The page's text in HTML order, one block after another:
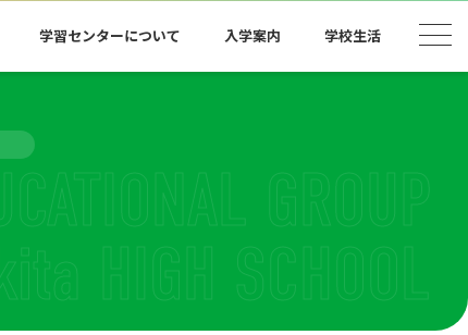
学習センターについて 入学案内 学校生活